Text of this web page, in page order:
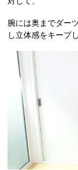
腕には奥までダー
し立体感をキープ